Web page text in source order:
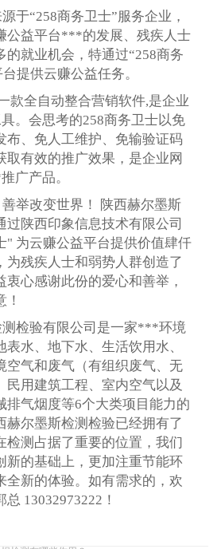
于“258商务卫士”服务企业，
公益平台***的发展、残疾人士
的就业机会，特通过“258商务
提供云赚公益任务。
款全自动整合营销软件,是企业
。会思考的258商务卫士以免
布、免人工维护、免输验证码
取有效的推广效果，是企业网
广产品。
举改变世界！ 陕西赫尔墨斯
过陕西印象信息技术有限公司
" 为云赚公益平台提供价值肆仟
为残疾人士和弱势人群创造了
衷心感谢此份的爱心和善举，
测检验有限公司是一家***环境
水、地下水、生活饮用水、
空气和废气（有组织废气、无
民用建筑工程、室内空气以及
排气烟度等6个大类项目能力的
赫尔墨斯检测检验已经拥有了
检测占据了重要的位置，我们
新的基础上，更加注重节能环
全新的体验。如有需求的，欢
总 13032973222！